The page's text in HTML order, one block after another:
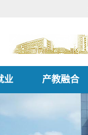
业 产教融合